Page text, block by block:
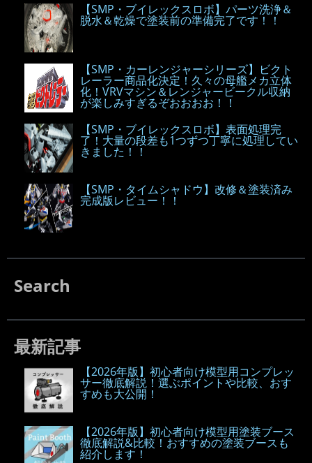
【SMP・ブイレックスロボ】パーツ洗浄＆
脱水＆乾燥で塗装前の準備完了です！！
【SMP・カーレンジャーシリーズ】ビクト
レーラー商品化決定！久々の母艦メカ立体
化！VRVマシン＆レンジャービークル収納
が楽しみすぎるぞおおおお！！
【SMP・ブイレックスロボ】表面処理完
了！大量の段差も1つずつ丁寧に処理してい
きました！！
【SMP・タイムシャドウ】改修＆塗装済み
完成版レビュー！！
Search
最新記事
【2026年版】初心者向け模型用コンプレッ
サー徹底解説！選ぶポイントや比較、おす
すめも大公開！
【2026年版】初心者向け模型用塗装ブース
徹底解説&比較！おすすめの塗装ブースも
紹介します！